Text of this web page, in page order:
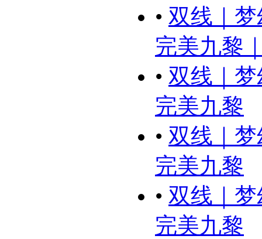
• 双线｜
完美九黎
• 双线｜
完美九黎
• 双线｜
完美九黎
• 双线｜
完美九黎